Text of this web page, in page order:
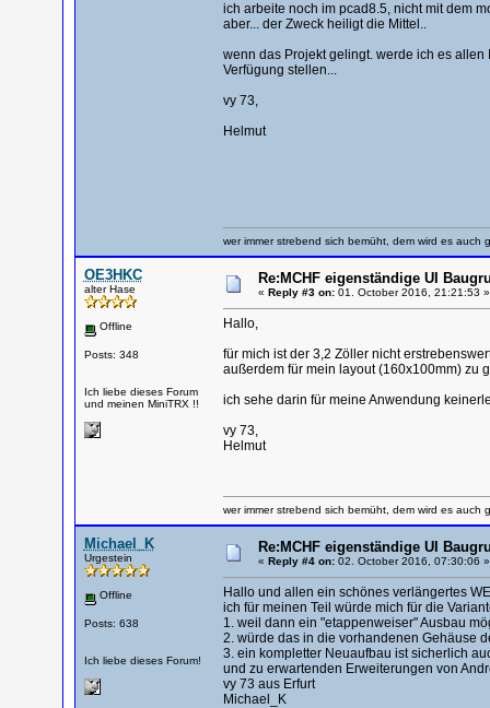
ich arbeite noch im pcad8.5, nicht mit dem
aber... der Zweck heiligt die Mittel..
wenn das Projekt gelingt. werde ich es
Verfügung stellen...
vy 73,
Helmut
wer immer strebend sich bemüht, dem wird es auch
OE3HKC
alter Hase
Offline
Posts: 348
Ich liebe dieses Forum
und meinen MiniTRX !!
Re:MCHF eigenständige UI
« Reply #3 on:01. October 2016, 21:21:53 »
Hallo,
für mich ist der 3,2 Zöller nicht
außerdem für mein layout (160x100mm) zu
ich sehe darin für meine Anwendung
vy 73,
Helmut
wer immer strebend sich bemüht, dem wird es auch
Michael_K
Urgestein
Offline
Posts: 638
Ich liebe dieses Forum!
Re:MCHF eigenständige UI
« Reply #4 on:02. October 2016, 07:30:06 »
Hallo und allen ein schönes verlängertes
ich für meinen Teil würde mich für die
1. weil dann ein "etappenweiser" Ausbau
2. würde das in die vorhandenen Gehäuse
3. ein kompletter Neuaufbau ist sicherlich
und zu erwartenden Erweiterungen von
vy 73 aus Erfurt
Michael_K